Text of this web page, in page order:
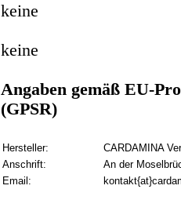
keine
keine
Angaben gemäß EU-
(GPSR)
Hersteller:
CARDAMINA
Anschrift:
An der
Email: